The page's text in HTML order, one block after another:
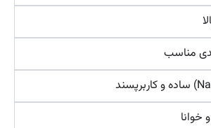
مناسب
خوانا